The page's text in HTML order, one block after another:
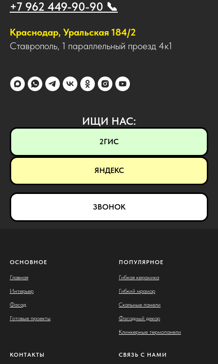
+7 962 449-90-90 📞
Краснодар, Уральская 184/2
Ставрополь, 1 параллельный проезд 4к1
ИЩИ НАС:
2ГИС
ЯНДЕКС
ЗВОНОК
ОСНОВНОЕ
Главная
Интерьер
Фасад
Готовые проекты
ПОПУЛЯРНОЕ
Гибкая керамика
Гибкий мрамор
Скальные панели
Фасадный декор
Клинкерные термопанели
КОНТАКТЫ СВЯЗЬ С НАМИ